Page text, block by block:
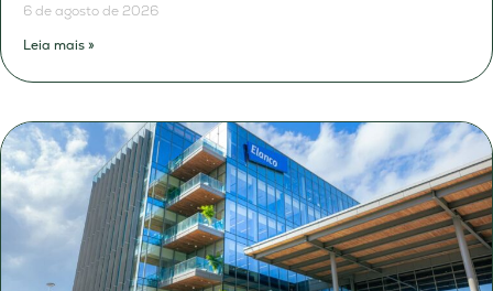
6 de agosto de 2026
Leia mais »